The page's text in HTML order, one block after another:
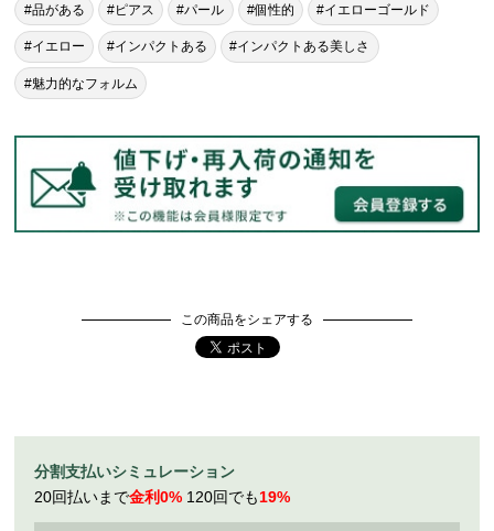
#品がある #ピアス #パール #個性的 #イエローゴールド
#イエロー #インパクトある #インパクトある美しさ
#魅力的なフォルム
この商品をシェアする
分割支払いシミュレーション
20回払いまで金利0% 120回でも19%